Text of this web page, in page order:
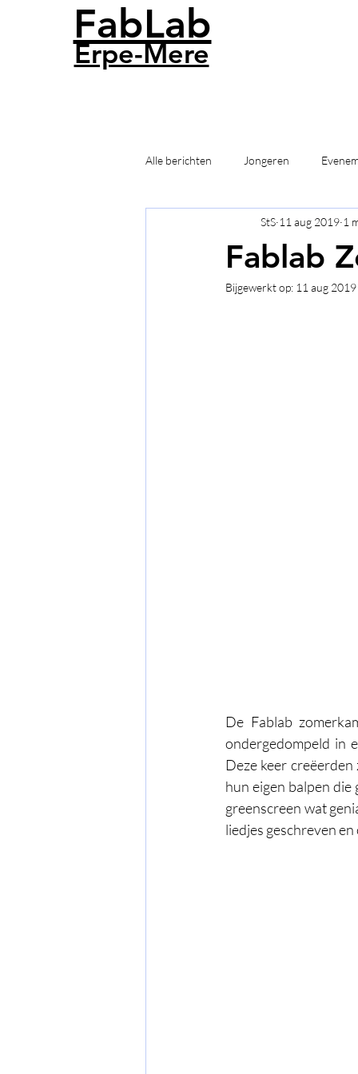
FabLab
Erpe-Mere
Alle berichten Jongeren
Fablab
StS 11 aug 2019 1
Bijgewerkt op: 11 aug 2019
De Fablab
ondergedompeld in
Deze keer
hun eigen balpen
greenscreen wat
liedjes geschreven